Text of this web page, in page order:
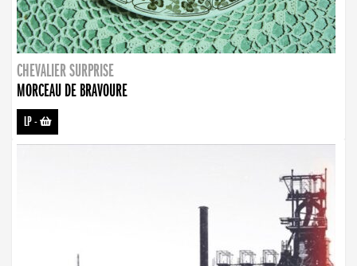
CHEVALIER SURPRISE
MORCEAU DE BRAVOURE
LP-